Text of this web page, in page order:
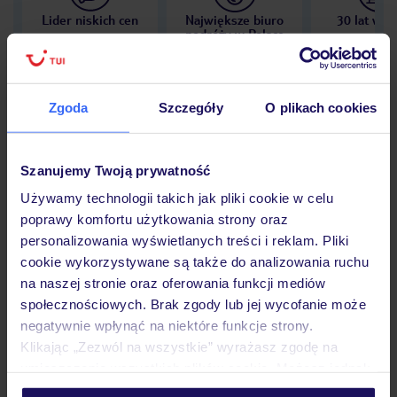
Zgoda Szczegóły O plikach cookies
Szanujemy Twoją prywatność
Używamy technologii takich jak pliki cookie w celu
poprawy komfortu użytkowania strony oraz
personalizowania wyświetlanych treści i reklam. Pliki
cookie wykorzystywane są także do analizowania ruchu
na naszej stronie oraz oferowania funkcji mediów
społecznościowych. Brak zgody lub jej wycofanie może
negatywnie wpłynąć na niektóre funkcje strony.
Klikając „Zezwól na wszystkie” wyrażasz zgodę na
personalizować swój wybór wchodząc w zakładkę
Lider niskich cen
Największe biuro
podróży w Polsce
30 lat w
Opinie
Pokoje
Wyżywienie